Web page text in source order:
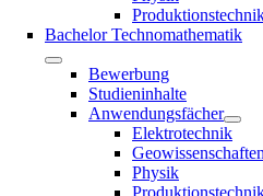
Bachelor Technomathematik
Bewerbung
Studieninhalte
Anwendungsfächer
Elektrotechnik
Physik